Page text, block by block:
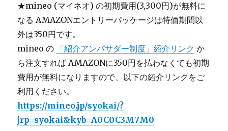
★mineo (マイネオ) の初期費用(3,300円)が無料に
なる AMAZONエントリーパッケージは特価期間以
外は350円です。
mineo の
「紹介アンバサダー制度」紹介リンク か
ら注文すれば AMAZONに350円を払わなくても初期
費用が無料になりますので、以下の紹介リンクをご
利用ください。
https://mineo.jp/syokai/?
jrp=syokai&kyb=A0C0C3M7M0